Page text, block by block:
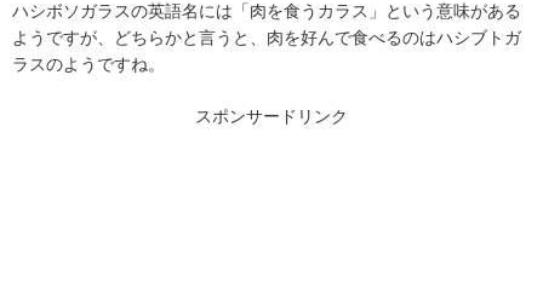
ハシボソガラスの英語名には「肉を食うカラス」という意味がある
ようですが、どちらかと言うと、肉を好んで食べるのはハシブトガ
ラスのようですね。
スポンサードリンク